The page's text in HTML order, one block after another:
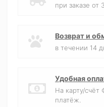
при заказе от
Возврат и
в течении 14
Удобная
На карту/
платёж.